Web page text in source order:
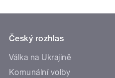
Český rozhlas
Válka na Ukrajině
Komunální volby